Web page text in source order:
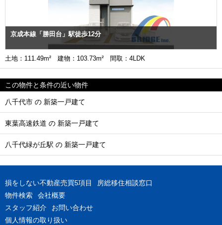
京成本線「勝田台」駅徒歩12分
土地：111.49m² 建物：103.73m² 間取：4LDK
この物件と条件の近い物件
八千代市 の 新築一戸建て
東葉高速鉄道 の 新築一戸建て
八千代緑が丘駅 の 新築一戸建て
損をしない不動産売買5項目
房総移住相談窓口
物件検索
会社概要
スタッフ紹介
お問い合わせ
個人情報の取り扱い